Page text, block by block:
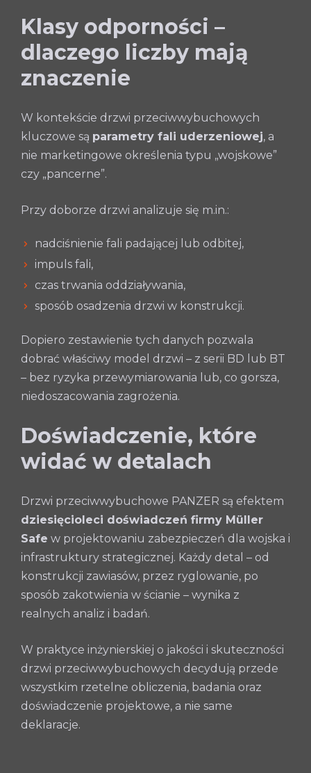
Klasy odporności –
dlaczego liczby mają
znaczenie
W kontekście drzwi przeciwwybuchowych
kluczowe są parametry fali uderzeniowej, a
nie marketingowe określenia typu „wojskowe”
czy „pancerne”.
Przy doborze drzwi analizuje się m.in.:
nadciśnienie fali padającej lub odbitej,
impuls fali,
czas trwania oddziaływania,
sposób osadzenia drzwi w konstrukcji.
Dopiero zestawienie tych danych pozwala
dobrać właściwy model drzwi – z serii BD lub BT
– bez ryzyka przewymiarowania lub, co gorsza,
niedoszacowania zagrożenia.
Doświadczenie, które
widać w detalach
Drzwi przeciwwybuchowe PANZER są efektem
dziesięcioleci doświadczeń firmy Müller
Safe w projektowaniu zabezpieczeń dla wojska i
infrastruktury strategicznej. Każdy detal – od
konstrukcji zawiasów, przez ryglowanie, po
sposób zakotwienia w ścianie – wynika z
realnych analiz i badań.
W praktyce inżynierskiej o jakości i skuteczności
drzwi przeciwwybuchowych decydują przede
wszystkim rzetelne obliczenia, badania oraz
doświadczenie projektowe, a nie same
deklaracje.